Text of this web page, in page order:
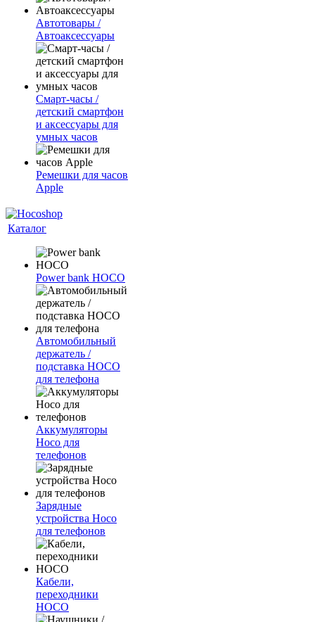
Автотовары /
Автоаксессуары
Смарт-часы /
детский смартфон
и аксессуары для
умных часов
Ремешки для часов
Apple
Каталог
Power bank HOCO
Автомобильный
держатель /
подставка HOCO
для телефона
Аккумуляторы
Hoco для
телефонов
Зарядные
устройства Hoco
для телефонов
Кабели,
переходники
HOCO